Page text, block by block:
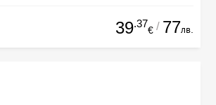
39.37
€ / 77лв.